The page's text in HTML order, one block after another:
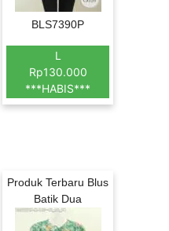
BLS7390P
L
Rp130.000
***HABIS***
Produk Terbaru Blus
Batik Dua